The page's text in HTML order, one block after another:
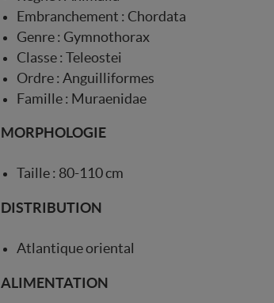
Embranchement : Chordata
Genre : Gymnothorax
Classe : Teleostei
Ordre : Anguilliformes
Famille : Muraenidae
MORPHOLOGIE
Taille : 80-110 cm
DISTRIBUTION
Atlantique oriental
ALIMENTATION